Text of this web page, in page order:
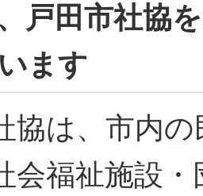
戸田市社協
ます
協は、市内
会福祉施設